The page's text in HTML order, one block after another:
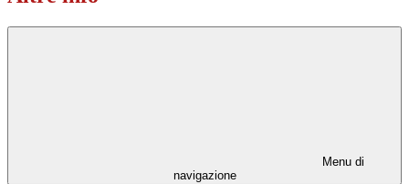
Menu di
navigazione